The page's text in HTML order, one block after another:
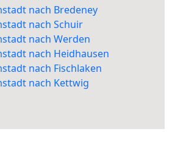
nach Bredeney
nach Schuir
nach Werden
nach Heidhausen
nach Fischlaken
nach Kettwig